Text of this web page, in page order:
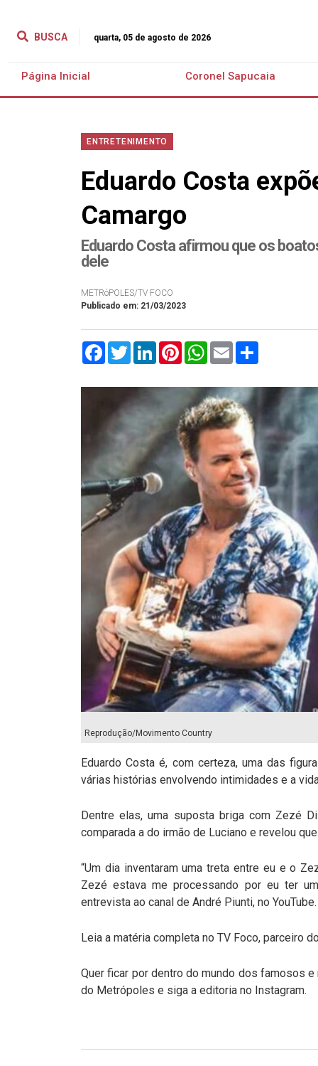
BUSCA quarta, 05 de agosto de 2026
Página Inicial Coronel Sapucaia
ENTRETENIMENTO
Eduardo Costa
Camargo
Eduardo Costa afirmou que os
dele
METRóPOLES/TV FOCO
Publicado em: 21/03/2023
FacebookTwitterLinkedInPinterestWhatsApp
Email
Reprodução/Movimento Country
Eduardo Costa é, com certeza, uma das
várias histórias envolvendo intimidades e a
Dentre elas, uma suposta briga com Zezé
comparada a do irmão de Luciano e revelou
“Um dia inventaram uma treta entre eu e o
Zezé estava me processando por eu ter
entrevista ao canal de André Piunti, no YouTube.
Leia a matéria completa no TV Foco, parceiro
Quer ficar por dentro do mundo dos famosos
do Metrópoles e siga a editoria no Instagram.